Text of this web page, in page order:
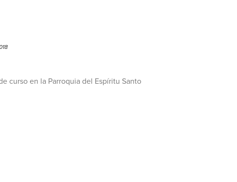
curso en la Parroquia del Espíritu Santo